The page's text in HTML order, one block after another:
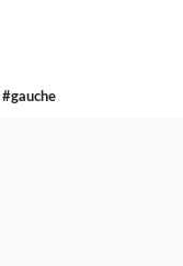
#gauche